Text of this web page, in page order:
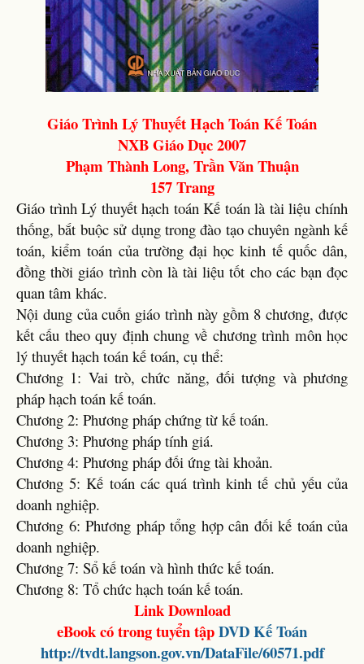
Giáo Trình Lý Thuyết Hạch Toán Kế Toán
NXB Giáo Dục 2007
Phạm Thành Long, Trần Văn Thuận
157 Trang
Giáo trình Lý thuyết hạch toán Kế toán là tài liệu chính
thống, bắt buộc sử dụng trong đào tạo chuyên ngành kế
toán, kiểm toán của trường đại học kinh tế quốc dân,
đồng thời giáo trình còn là tài liệu tốt cho các bạn đọc
quan tâm khác.
Nội dung của cuốn giáo trình này gồm 8 chương, được
kết cấu theo quy định chung về chương trình môn học
lý thuyết hạch toán kế toán, cụ thể:
Chương 1: Vai trò, chức năng, đối tượng và phương
pháp hạch toán kế toán.
Chương 2: Phương pháp chứng từ kế toán.
Chương 3: Phương pháp tính giá.
Chương 4: Phương pháp đối ứng tài khoản.
Chương 5: Kế toán các quá trình kinh tế chủ yếu của
doanh nghiệp.
Chương 6: Phương pháp tổng hợp cân đối kế toán của
doanh nghiệp.
Chương 7: Sổ kế toán và hình thức kế toán.
Chương 8: Tổ chức hạch toán kế toán.
Link Download
eBook có trong tuyển tậpDVDKế Toán
http://tvdt.langson.gov.vn/DataFile/60571.pdf